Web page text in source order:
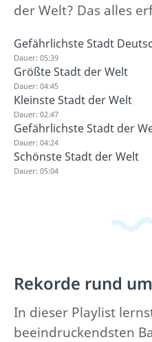
der Welt? Das alles
Gefährlichste Stadt
Dauer: 05:39
Größte Stadt der Welt
Dauer: 04:45
Kleinste Stadt der Welt
Dauer: 02:47
Gefährlichste Stadt der
Dauer: 04:24
Schönste Stadt der Welt
Dauer: 05:04
Rekorde rund
In dieser Playlist
beeindruckendsten